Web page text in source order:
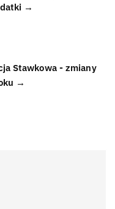
→
Stawkowa - zmiany
→